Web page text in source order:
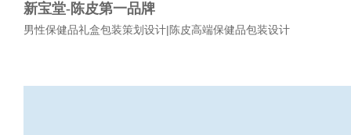
新宝堂-陈皮第一品牌
男性保健品礼盒包装策划设计|陈皮高端保健品包装设计